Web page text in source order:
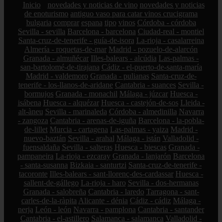
Inicio novedades y noticias de vino novedades y noticias
de enoturismo antiguo vaso para catar vinos crucigrama
bulgaria comprar espana tipo vinos Córdoba - córdoba
Sevilla - sevilla Barcelona - barcelona Ciudad-real - montiel
Santa-cruz-de-tenerife - guía-de-isora La-rioja - casalarreina
Almería - roquetas-de-mar Madrid - pozuelo-de-alarcón
Granada - almuñécar Illes-balears - alcúdia Las-palmas -
san-bartolomé-de-tirajana Cádiz - el-puerto-de-santa-maría
Madrid - valdemoro Granada - pulianas Santa-cruz-de-
tenerife - los-llanos-de-aridane Cantabria - suances Sevilla -
bormujos Granada - monachil Málaga - júzcar Huesca -
isábena Huesca - alquézar Huesca - castejón-de-sos Lleida -
alt-àneu Sevilla - marinaleda Córdoba - almedinilla Navarra
- zangoza Cantabria - arenas-de-iguña Barcelona - la-pobla-
de-lillet Murcia - cartagena Las-palmas - yaiza Madrid -
nuevo-baztán Sevilla - arahal Málaga - istán Valladolid -
fuensaldaña Sevilla - salteras Huesca - biescas Granada -
pampaneira La-rioja - ezcaray Granada - lanjarón Barcelona
- santa-susanna Bizkaia - santurtzi Santa-cruz-de-tenerife -
tacoronte Illes-balears - sant-llorenç-des-cardassar Huesca -
sallent-de-gállego La-rioja - haro Sevilla - dos-hermanas
Granada - salobreña Cantabria - laredo Tarragona - sant-
carles-de-la-ràpita Alicante - dénia Cádiz - cádiz Málaga -
nerja León - león Navarra - pamplona Cantabria - santander
Cantabria - el-astillero Salamanca - salamanca Valladolid -